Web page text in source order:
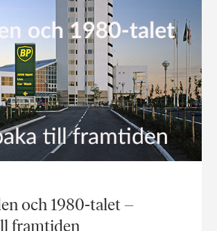
och 1980-talet –
framtiden